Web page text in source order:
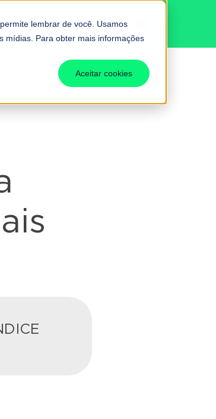
lembrar de você. Usamos
mídias. Para obter mais informações
Aceitar cookies
Fale conosco
da proposta